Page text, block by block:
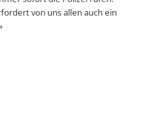
von uns allen auch ein